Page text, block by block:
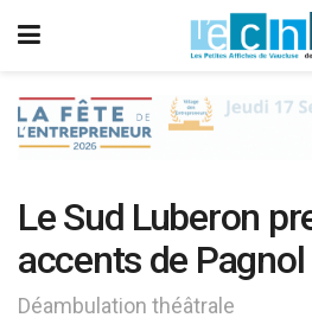
Le Sud Luberon
accents de Pagnol
Déambulation théâtrale